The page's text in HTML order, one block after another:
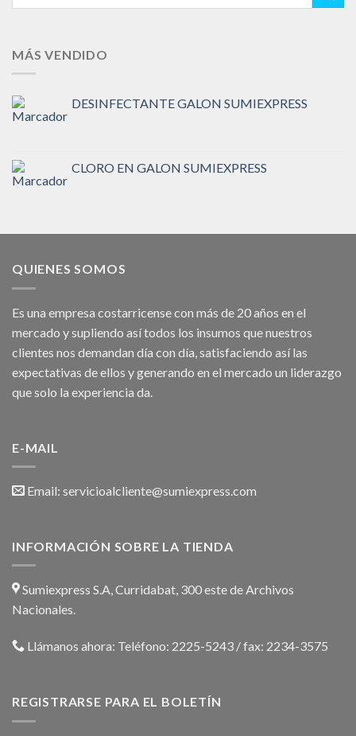
MÁS VENDIDO
DESINFECTANTE GALON SUMIEXPRESS
CLORO EN GALON SUMIEXPRESS
QUIENES SOMOS
Es una empresa costarricense con más de 20 años en el
mercado y supliendo así todos los insumos que nuestros
clientes nos demandan día con día, satisfaciendo así las
expectativas de ellos y generando en el mercado un liderazgo
que solo la experiencia da.
E-MAIL
Email: servicioalcliente@sumiexpress.com
INFORMACIÓN SOBRE LA TIENDA
Sumiexpress S.A, Curridabat, 300 este de Archivos
Nacionales.
Llámanos ahora: Teléfono: 2225-5243 / fax: 2234-3575
REGISTRARSE PARA EL BOLETÍN